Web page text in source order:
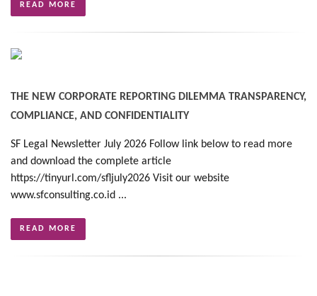
READ MORE
THE NEW CORPORATE REPORTING DILEMMA TRANSPARENCY,
COMPLIANCE, AND CONFIDENTIALITY
SF Legal Newsletter July 2026 Follow link below to read more
and download the complete article
https://tinyurl.com/sfljuly2026 Visit our website
www.sfconsulting.co.id ...
READ MORE